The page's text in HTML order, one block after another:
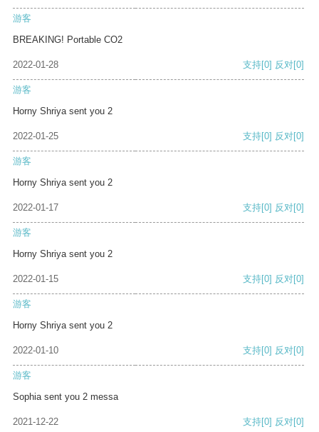
游客
BREAKING! Portable CO2
2022-01-28 支持[0] 反对[0]
游客
Horny Shriya sent you 2
2022-01-25 支持[0] 反对[0]
游客
Horny Shriya sent you 2
2022-01-17 支持[0] 反对[0]
游客
Horny Shriya sent you 2
2022-01-15 支持[0] 反对[0]
游客
Horny Shriya sent you 2
2022-01-10 支持[0] 反对[0]
游客
Sophia sent you 2 messa
2021-12-22 支持[0] 反对[0]